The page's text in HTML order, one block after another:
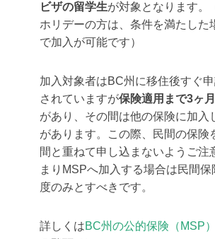
ビザの留学生が対象となります。
ホリデーの方は、条件を満たした
で加入が可能です）
加入対象者はBC州に移住後すぐ
されていますが保険適用まで3ヶ
があり、その間は他の保険に加入
があります。この際、民間の保険
間と重ねて申し込まないようご注
まりMSPへ加入する場合は民間保
度のみとすべきです。
詳しくはBC州の公的保険（MSP